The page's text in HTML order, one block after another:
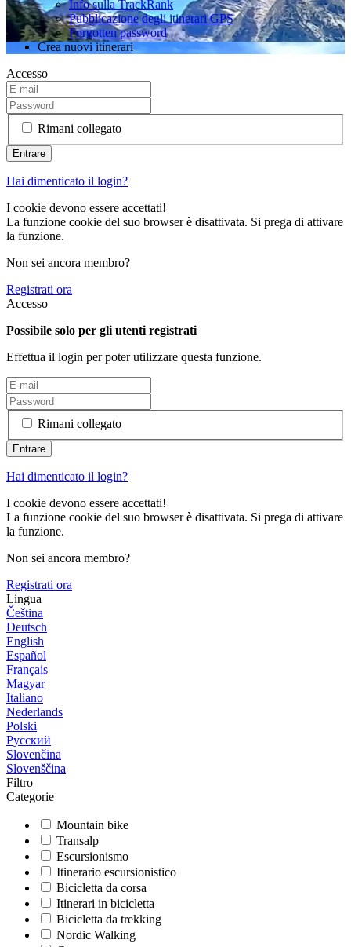
Info sulla TrackRank
Pubblicazione degli itinerari GPS
Forgotten password
Crea nuovi itinerari
Accesso
Rimani collegato
Hai dimenticato il login?
I cookie devono essere accettati!
La funzione cookie del suo browser è disattivata. Si prega di attivare
la funzione.
Non sei ancora membro?
Registrati ora
Accesso
Possibile solo per gli utenti registrati
Effettua il login per poter utilizzare questa funzione.
Rimani collegato
Hai dimenticato il login?
I cookie devono essere accettati!
La funzione cookie del suo browser è disattivata. Si prega di attivare
la funzione.
Non sei ancora membro?
Registrati ora
Lingua
Čeština
Deutsch
English
Español
Français
Magyar
Italiano
Nederlands
Polski
Русский
Slovenčina
Slovenščina
Filtro
Categorie
Mountain bike
Transalp
Escursionismo
Itinerario escursionistico
Bicicletta da corsa
Itinerari in bicicletta
Bicicletta da trekking
Nordic Walking